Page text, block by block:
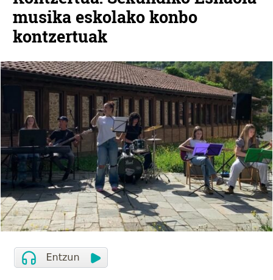
musika eskolako konbo
kontzertuak